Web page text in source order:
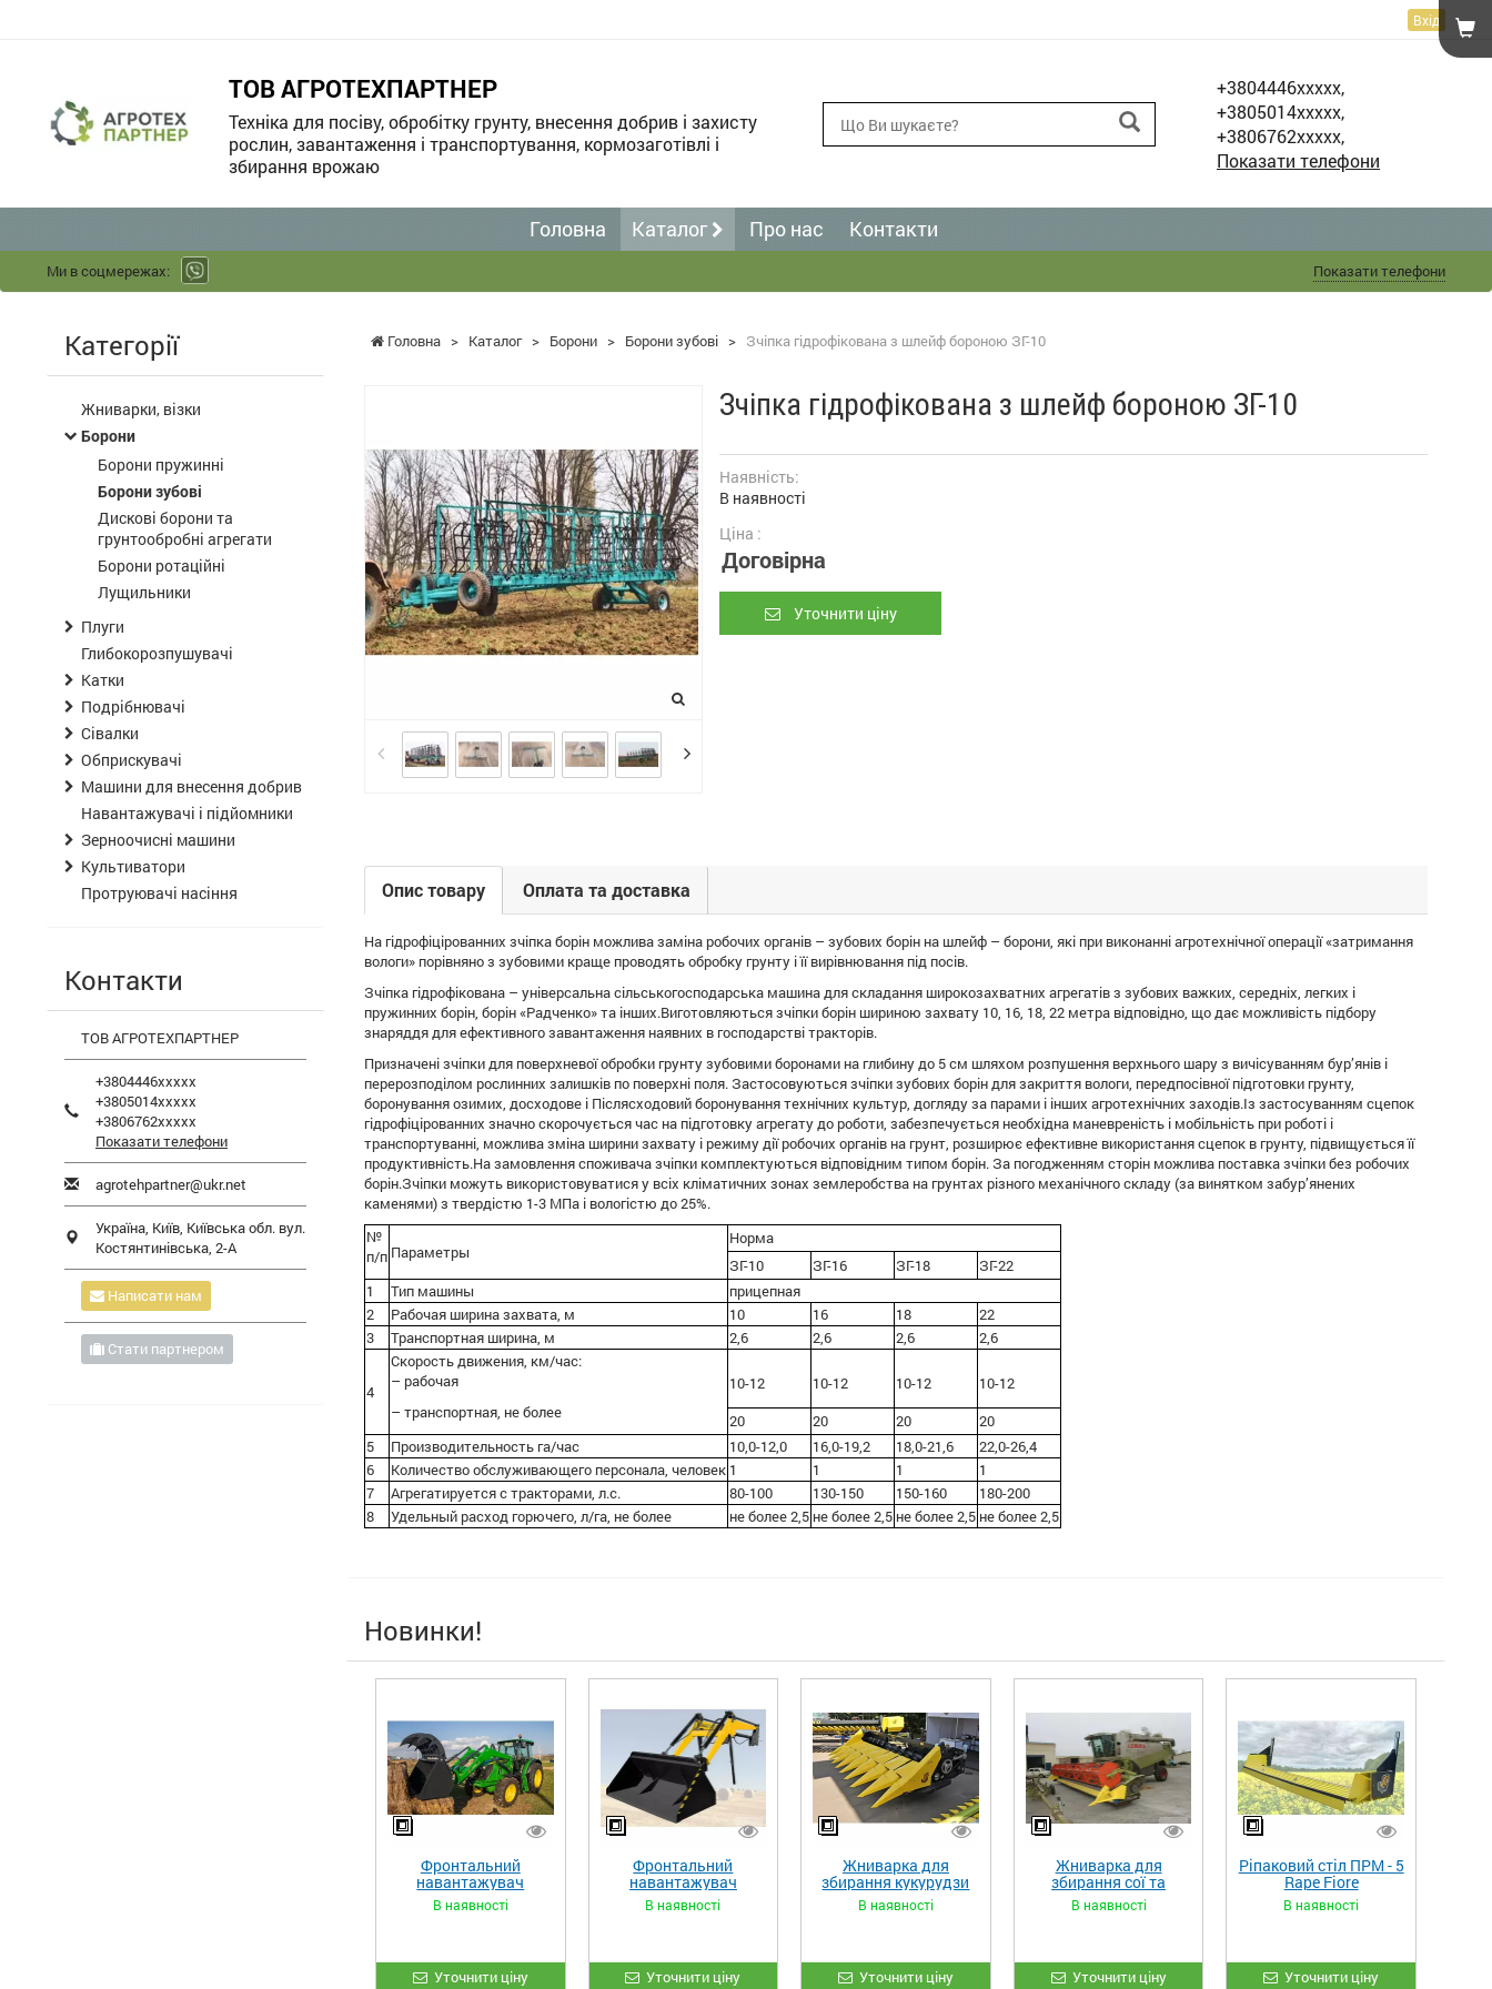
Вхід
ТОВ АГРОТЕХПАРТНЕР
Техніка для посіву, обробітку грунту, внесення добрив і захисту
рослин, завантаження і транспортування, кормозаготівлі і
збирання врожаю
+3804446xxxxx,
+3805014xxxxx,
+3806762xxxxx,
Показати телефони
Головна Каталог Про нас Контакти
Ми в соцмережах: Показати телефони
Головна > Каталог > Борони > Борони зубові > Зчіпка гідрофікована з шлейф бороною ЗГ-10
Зчіпка гідрофікована з шлейф бороною ЗГ-10
Наявність:
В наявності
Ціна :
Договірна
Уточнити ціну
Опис товару Оплата та доставка
На гідрофіцірованних зчіпка борін можлива заміна робочих органів – зубових борін на шлейф – борони, які при виконанні агротехнічної операції «затримання
вологи» порівняно з зубовими краще проводять обробку грунту і її вирівнювання під посів.
Зчіпка гідрофікована – універсальна сільськогосподарська машина для складання широкозахватних агрегатів з зубових важких, середніх, легких і
пружинних борін, борін «Радченко» та інших.Виготовляються зчіпки борін шириною захвату 10, 16, 18, 22 метра відповідно, що дає можливість підбору
знаряддя для ефективного завантаження наявних в господарстві тракторів.
Призначені зчіпки для поверхневої обробки грунту зубовими боронами на глибину до 5 см шляхом розпушення верхнього шару з вичісуванням бур’янів і
перерозподілом рослинних залишків по поверхні поля. Застосовуються зчіпки зубових борін для закриття вологи, передпосівної підготовки грунту,
боронування озимих, досходове і Післясходовий боронування технічних культур, догляду за парами і інших агротехнічних заходів.Із застосуванням сцепок
гідрофіцірованних значно скорочується час на підготовку агрегату до роботи, забезпечується необхідна маневреність і мобільність при роботі і
транспортуванні, можлива зміна ширини захвату і режиму дії робочих органів на грунт, розширює ефективне використання сцепок в грунту, підвищується її
продуктивність.На замовлення споживача зчіпки комплектуються відповідним типом борін. За погодженням сторін можлива поставка зчіпки без робочих
борін.Зчіпки можуть використовуватися у всіх кліматичних зонах землеробства на грунтах різного механічного складу (за винятком забур’янених
каменями) з твердістю 1-3 МПа і вологістю до 25%.
№
п/п Параметры
Норма
ЗГ-10
ЗГ-16 ЗГ-18
ЗГ-22
1
Тип машины
прицепная
2
Рабочая ширина захвата, м 10 16 18
22
3
Транспортная ширина, м 2,6 2,6 2,6 2,6
4
Скорость движения, км/час:
– рабочая
– транспортная, не более
10-12 10-12 10-12
10-12
20
20 20
20
5
Производительность га/час 10,0-12,0 16,0-19,2 18,0-21,6
22,0-26,4
6
Количество обслуживающего персонала, человек 1 1 1
1
7
Агрегатируется с тракторами, л.с. 80-100 130-150 150-160
180-200
8
Удельный расход горючего, л/га, не более не более 2,5 не более 2,5 не более 2,5 не более 2,5
Новинки!
Фронтальний
навантажувач
«STRONG XL»
В наявності
Уточнити ціну
Фронтальний
навантажувач
«STRONG»
В наявності
Уточнити ціну
Жниварка для
збирання кукурудзи
ЖКИ-870
В наявності
Уточнити ціну
Жниварка для
збирання сої та
гороху «ETTARO»
В наявності
Уточнити ціну
Ріпаковий стіл ПРМ - 5
Rape Fiore
В наявності
Уточнити ціну
Категорії
Жниварки, візки
Борони
Борони пружинні
Борони зубові
Дискові борони та
грунтообробні агрегати
Борони ротаційні
Лущильники
Плуги
Глибокорозпушувачі
Катки
Подрібнювачі
Сівалки
Обприскувачі
Машини для внесення добрив
Навантажувачі і підйомники
Зерноочисні машини
Культиватори
Протруювачі насіння
Контакти
ТОВ АГРОТЕХПАРТНЕР
+3804446xxxxx
+3805014xxxxx
+3806762xxxxx
Показати телефони
agrotehpartner@ukr.net
Україна, Київ, Київська обл. вул.
Костянтинівська, 2-А
Написати нам
Стати партнером